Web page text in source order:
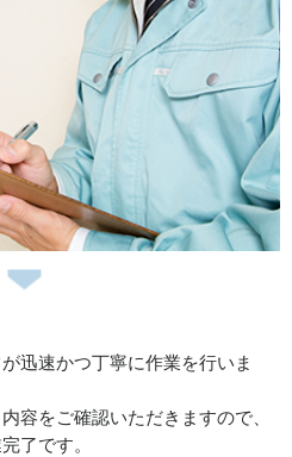
の一覧はこちら
迅速かつ丁寧に作業を行いま
容をご確認いただきますので、
了です。